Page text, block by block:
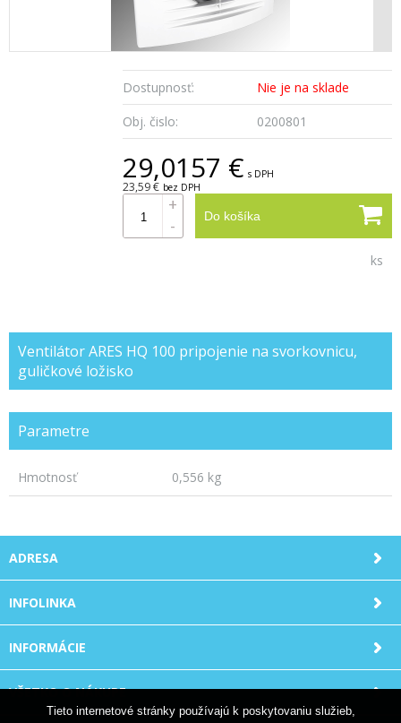
Dostupnosť:
Nie je na sklade
Obj. čislo:
0200801
29,0157 € s DPH
23,59 € bez DPH
Do košíka
+
-
ks
Ventilátor ARES HQ 100 pripojenie na svorkovnicu,
guličkové ložisko
Parametre
Hmotnosť 0,556 kg
ADRESA
INFOLINKA
INFORMÁCIE
VŠETKO O NÁKUPE
Tieto internetové stránky používajú k poskytovaniu služieb,